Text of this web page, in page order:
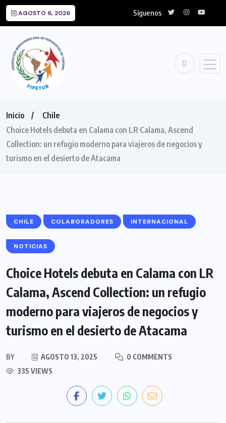
AGOSTO 6, 2026 Síguenos
Inicio
Chile
Choice Hotels debuta en Calama con LR Calama, Ascend
Collection: un refugio moderno para viajeros de negocios y
turismo en el desierto de Atacama
CHILE COLABORADORES INTERNACIONAL
NOTICIAS
Choice Hotels debuta en Calama con LR
Calama, Ascend Collection: un refugio
moderno para viajeros de negocios y
turismo en el desierto de Atacama
BY AGOSTO 13, 2025
0 COMMENTS
335 VIEWS